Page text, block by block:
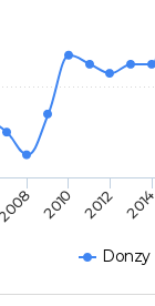
Donzy
2010 2012 2014